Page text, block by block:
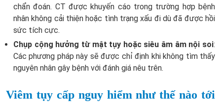
chẩn đoán. CT được khuyến cáo trong trường hợp bệnh
nhân không cải thiện hoặc tình trạng xấu đi dù đã được hồi
sức tích cực.
Chụp cộng hưởng từ mật tụy hoặc siêu âm âm nội soi:
Các phương pháp này sẽ được chỉ định khi không tìm thấy
nguyên nhân gây bệnh với đánh giá nêu trên.
Viêm tụy cấp nguy hiểm như thế nào tới